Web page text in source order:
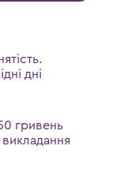
дні
гривень
викладання